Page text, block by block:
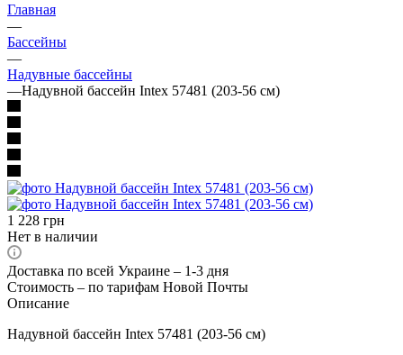
Главная
—
Бассейны
—
Надувные бассейны
—Надувной бассейн Intex 57481 (203-56 см)
1 228 грн
Нет в наличии
Доставка по всей Украине – 1-3 дня
Стоимость – по тарифам Новой Почты
Описание
Надувной бассейн Intex 57481 (203-56 см)